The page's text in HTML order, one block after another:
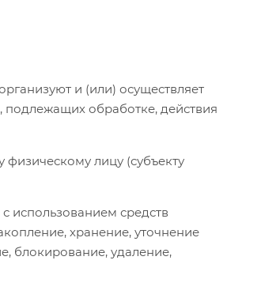
и (или) осуществляет
подлежащих обработке, действия
лицу (субъекту
использованием средств
хранение, уточнение
блокирование, удаление,